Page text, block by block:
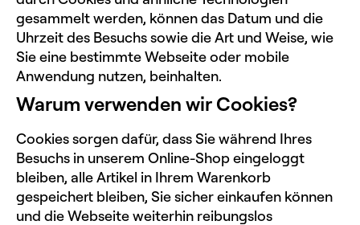
gesammelt werden, können das Datum und die
Uhrzeit des Besuchs sowie die Art und Weise, wie
Sie eine bestimmte Webseite oder mobile
Anwendung nutzen, beinhalten.
Warum verwenden wir Cookies?
Cookies sorgen dafür, dass Sie während Ihres
Besuchs in unserem Online-Shop eingeloggt
bleiben, alle Artikel in Ihrem Warenkorb
gespeichert bleiben, Sie sicher einkaufen können
und die Webseite weiterhin reibungslos